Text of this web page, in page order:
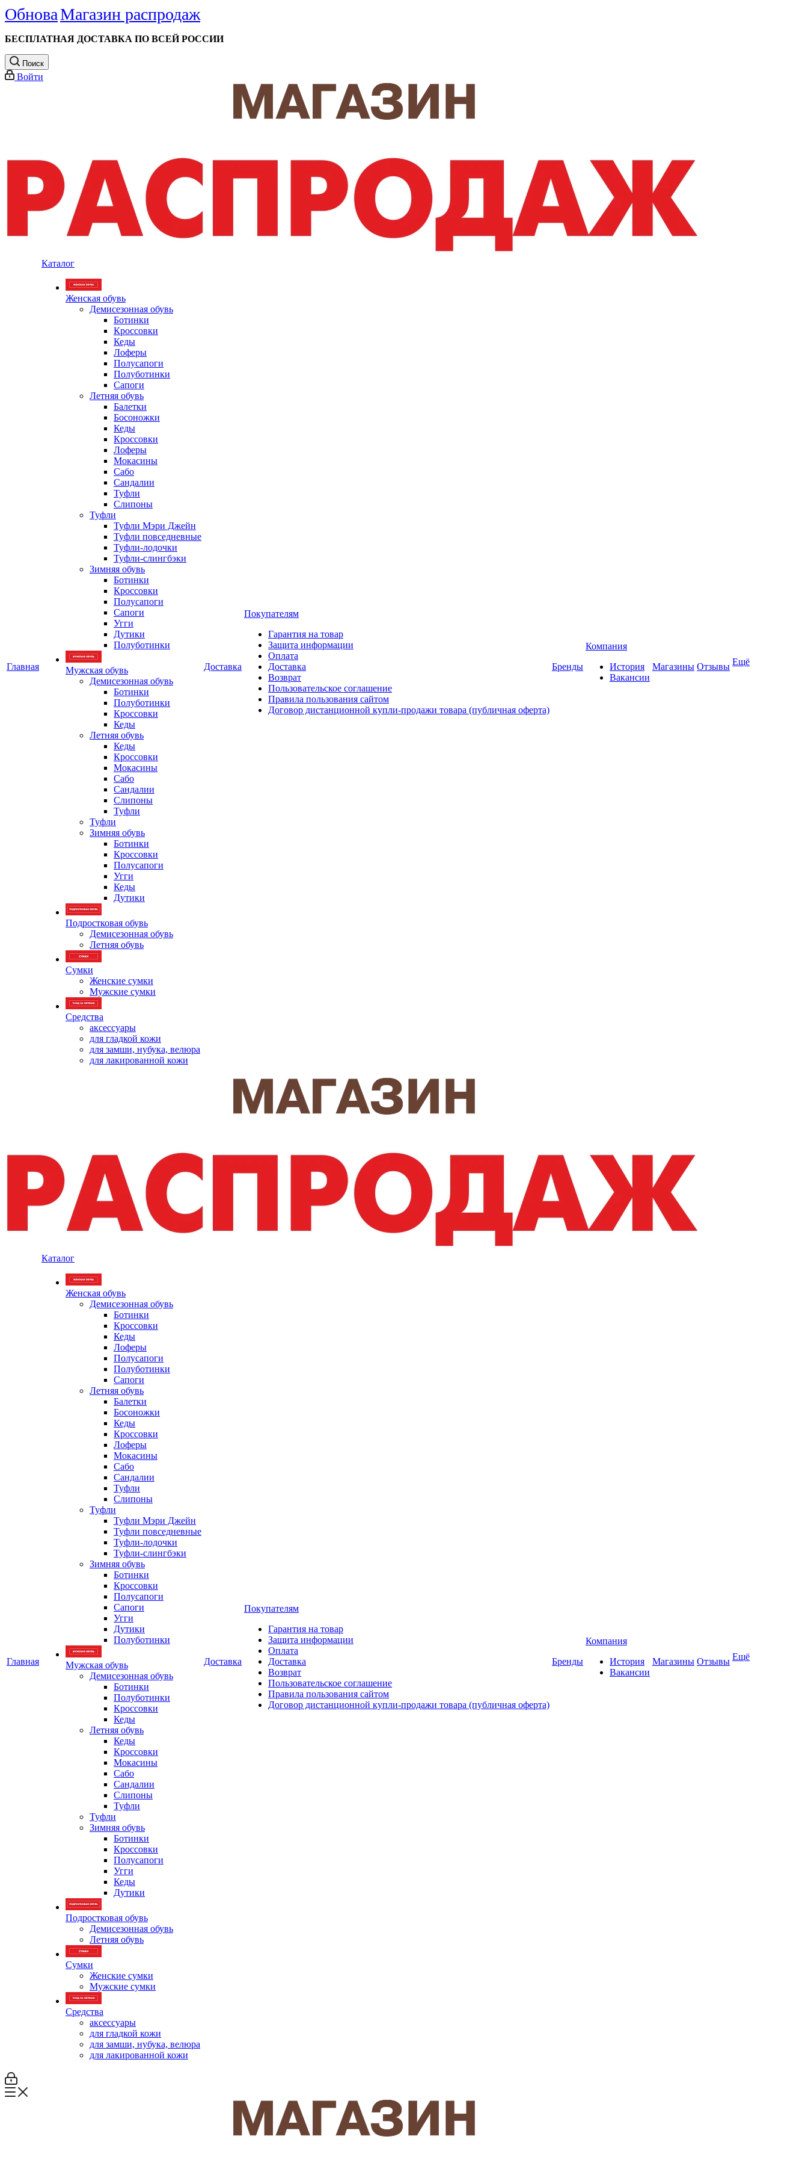
ОбноваМагазин распродаж
БЕСПЛАТНАЯ ДОСТАВКА ПО ВСЕЙ РОССИИ
Поиск
Войти
Главная
Каталог
Женская обувь
Демисезонная обувь
Ботинки
Кроссовки
Кеды
Лоферы
Полусапоги
Полуботинки
Сапоги
Летняя обувь
Балетки
Босоножки
Кеды
Кроссовки
Лоферы
Мокасины
Сабо
Сандалии
Туфли
Слипоны
Туфли
Туфли Мэри Джейн
Туфли повседневные
Туфли-лодочки
Туфли-слингбэки
Зимняя обувь
Ботинки
Кроссовки
Полусапоги
Сапоги
Угги
Дутики
Полуботинки
Мужская обувь
Демисезонная обувь
Ботинки
Полуботинки
Кроссовки
Кеды
Летняя обувь
Кеды
Кроссовки
Мокасины
Сабо
Сандалии
Слипоны
Туфли
Туфли
Зимняя обувь
Ботинки
Кроссовки
Полусапоги
Угги
Кеды
Дутики
Подростковая обувь
Демисезонная обувь
Летняя обувь
Сумки
Женские сумки
Мужские сумки
Средства
аксессуары
для гладкой кожи
для замши, нубука, велюра
для лакированной кожи
Доставка
Покупателям
Гарантия на товар
Защита информации
Оплата
Доставка
Возврат
Пользовательское соглашение
Правила пользования сайтом
Договор дистанционной купли-продажи товара (публичная оферта)
Бренды
Компания
История
Вакансии
Магазины Отзывы Ещё
Главная
Каталог
Женская обувь
Демисезонная обувь
Ботинки
Кроссовки
Кеды
Лоферы
Полусапоги
Полуботинки
Сапоги
Летняя обувь
Балетки
Босоножки
Кеды
Кроссовки
Лоферы
Мокасины
Сабо
Сандалии
Туфли
Слипоны
Туфли
Туфли Мэри Джейн
Туфли повседневные
Туфли-лодочки
Туфли-слингбэки
Зимняя обувь
Ботинки
Кроссовки
Полусапоги
Сапоги
Угги
Дутики
Полуботинки
Мужская обувь
Демисезонная обувь
Ботинки
Полуботинки
Кроссовки
Кеды
Летняя обувь
Кеды
Кроссовки
Мокасины
Сабо
Сандалии
Слипоны
Туфли
Туфли
Зимняя обувь
Ботинки
Кроссовки
Полусапоги
Угги
Кеды
Дутики
Подростковая обувь
Демисезонная обувь
Летняя обувь
Сумки
Женские сумки
Мужские сумки
Средства
аксессуары
для гладкой кожи
для замши, нубука, велюра
для лакированной кожи
Доставка
Покупателям
Гарантия на товар
Защита информации
Оплата
Доставка
Возврат
Пользовательское соглашение
Правила пользования сайтом
Договор дистанционной купли-продажи товара (публичная оферта)
Бренды
Компания
История
Вакансии
Магазины Отзывы Ещё